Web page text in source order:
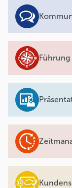
Führung